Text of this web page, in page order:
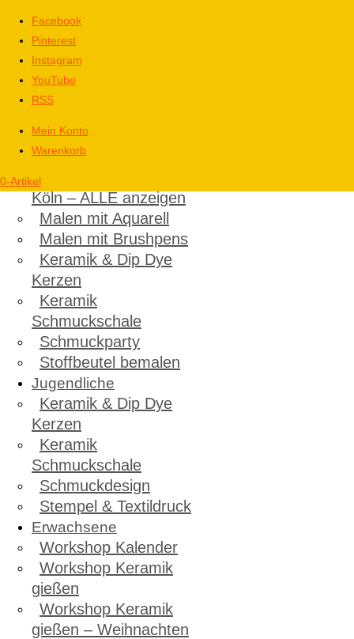
Facebook
Pinterest
Instagram
YouTube
RSS
Mein Konto
Warenkorb
0-Artikel
Kinder
Kindergeburtstag in
Köln – ALLE anzeigen
Malen mit Aquarell
Malen mit Brushpens
Keramik & Dip Dye
Kerzen
Keramik
Schmuckschale
Schmuckparty
Stoffbeutel bemalen
Jugendliche
Keramik & Dip Dye
Kerzen
Keramik
Schmuckschale
Schmuckdesign
Stempel & Textildruck
Erwachsene
Workshop Kalender
Workshop Keramik
gießen
Workshop Keramik
gießen – Weihnachten